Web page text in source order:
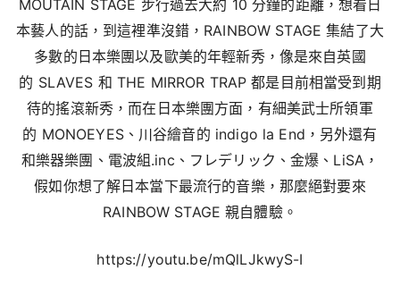
MOUTAIN STAGE 步行過去大約 10 分鐘的距離，想看日
本藝人的話，到這裡準沒錯，RAINBOW STAGE 集結了大
多數的日本樂團以及歐美的年輕新秀，像是來自英國
的 SLAVES 和 THE MIRROR TRAP 都是目前相當受到期
待的搖滾新秀，而在日本樂團方面，有細美武士所領軍
的 MONOEYES、川谷繪音的 indigo la End，另外還有
和樂器樂團、電波組.inc、フレデリック、金爆、LiSA，
假如你想了解日本當下最流行的音樂，那麼絕對要來
RAINBOW STAGE 親自體驗。
https://youtu.be/mQlLJkwyS-I